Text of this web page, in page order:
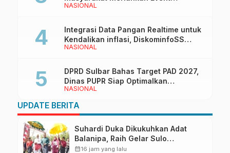
NASIONAL
Manakarra Fair 2026
NASIONAL
Integrasi Data Pangan Realtime untuk
Kendalikan inflasi, DiskominfoSS
Sulbar Kembangkan Sistem SAPEDA
NASIONAL
DPRD Sulbar Bahas Target PAD 2027,
Dinas PUPR Siap Optimalkan
Pendapatan Daerah
UPDATE BERITA
Suhardi Duka Dikukuhkan Adat
Balanipa, Raih Gelar Sulo
Tappidena
calendar_month16 jam yang lalu